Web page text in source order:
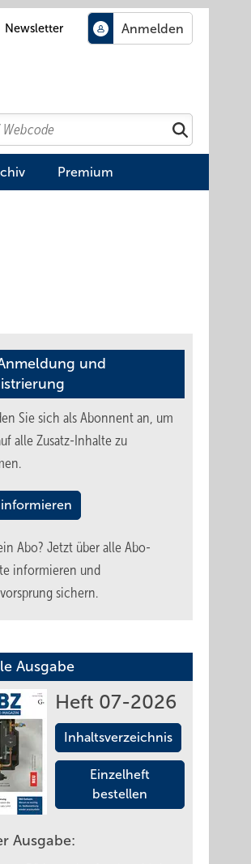
Newsletter
Premium
und
Sie sich als Abonnent an, um
alle Zusatz-Inhalte zu
Abo? Jetzt über alle Abo-
informieren und
sichern.
Ausgabe
Heft 07-2026
Inhaltsverzeichnis
Einzelheft
bestellen
Ausgabe: